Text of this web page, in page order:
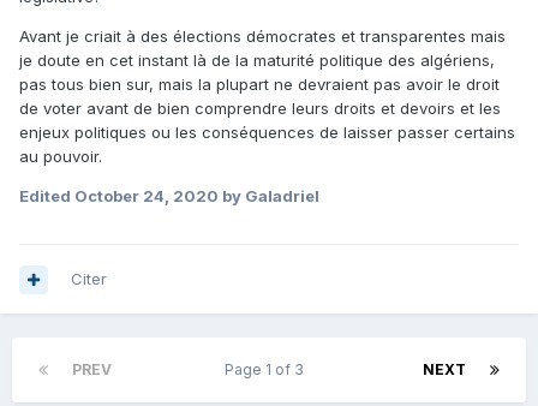
Avant je criait à des élections démocrates et transparentes mais
je doute en cet instant là de la maturité politique des algériens,
pas tous bien sur, mais la plupart ne devraient pas avoir le droit
de voter avant de bien comprendre leurs droits et devoirs et les
enjeux politiques ou les conséquences de laisser passer certains
au pouvoir.
Edited October 24, 2020 by Galadriel
Citer
PREV NEXT
Page 1 of 3